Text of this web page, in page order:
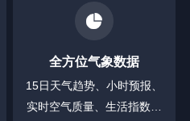
全方位气象数据
15日天气趋势、小时预报、
实时空气质量、生活指数等